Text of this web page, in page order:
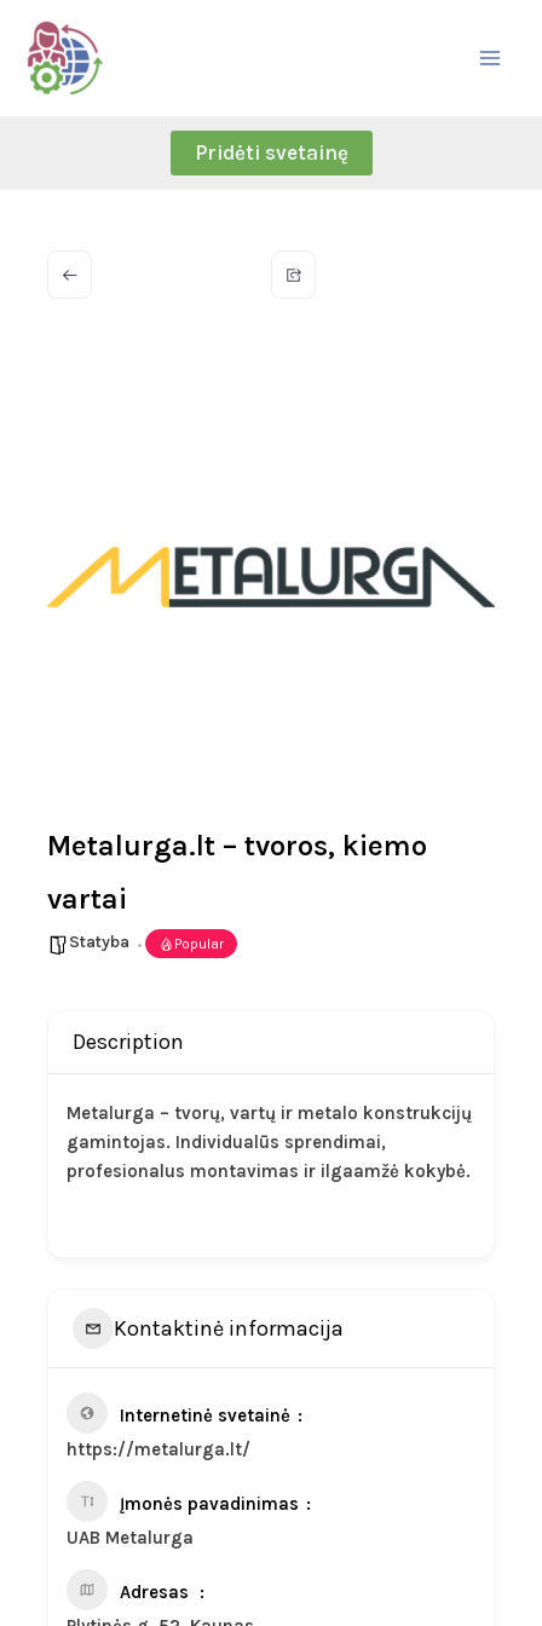
Skip
content
Pridėti svetainę
Metalurga.lt – tvoros, kiemo
vartai
Statyba Popular
Description
Metalurga – tvorų, vartų ir metalo konstrukcijų
gamintojas. Individualūs sprendimai,
profesionalus montavimas ir ilgaamžė kokybė.
Kontaktinė informacija
Internetinė svetainė
https://metalurga.lt/
Įmonės pavadinimas
UAB Metalurga
Adresas